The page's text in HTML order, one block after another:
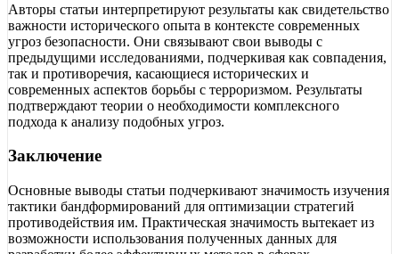
Авторы статьи интерпретируют результаты как свидетельство
важности исторического опыта в контексте современных
угроз безопасности. Они связывают свои выводы с
предыдущими исследованиями, подчеркивая как совпадения,
так и противоречия, касающиеся исторических и
современных аспектов борьбы с терроризмом. Результаты
подтверждают теории о необходимости комплексного
подхода к анализу подобных угроз.
Заключение
Основные выводы статьи подчеркивают значимость изучения
тактики бандформирований для оптимизации стратегий
противодействия им. Практическая значимость вытекает из
возможности использования полученных данных для